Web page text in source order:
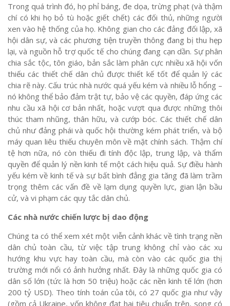
Trong quá trình đó, họ phỉ báng, đe dọa, trừng phạt (và thậm
chí có khi họ bỏ tù hoặc giết chết) các đối thủ, những người
xen vào hệ thống của họ. Không gian cho các đảng đối lập, xã
hội dân sự, và các phương tiện truyền thông đang bị thu hẹp
lại, và nguồn hỗ trợ quốc tế cho chúng đang cạn dần. Sự phân
chia sắc tộc, tôn giáo, bản sắc làm phân cực nhiều xã hội vốn
thiếu các thiết chế dân chủ được thiết kế tốt để quản lý các
chia rẽ này. Cấu trúc nhà nước quá yếu kém và nhiều lỗ hổng –
nó không thể bảo đảm trật tự, bảo vệ các quyền, đáp ứng các
nhu cầu xã hội cơ bản nhất, hoặc vượt qua được những thôi
thúc tham nhũng, thân hữu, và cướp bóc. Các thiết chế dân
chủ như đảng phái và quốc hội thường kém phát triển, và bộ
máy quan liêu thiếu chuyên môn về mặt chính sách. Thậm chí
tệ hơn nữa, nó còn thiếu đi tính độc lập, trung lập, và thẩm
quyền để quản lý nền kinh tế một cách hiệu quả. Sự điều hành
yếu kém về kinh tế và sự bất bình đẳng gia tăng đã làm trầm
trọng thêm các vấn đề về lạm dụng quyền lực, gian lận bầu
cử, và vi phạm các quy tắc dân chủ.
Các nhà nước chiến lược bị dao động
Chúng ta có thể xem xét một viễn cảnh khác về tình trạng nền
dân chủ toàn cầu, từ việc tập trung không chỉ vào các xu
hướng khu vực hay toàn cầu, mà còn vào các quốc gia thị
trường mới nổi có ảnh hưởng nhất. Đây là những quốc gia có
dân số lớn (tức là hơn 50 triệu) hoặc các nền kinh tế lớn (hơn
200 tỷ USD). Theo tính toán của tôi, có 27 quốc gia như vậy
(gồm cả Ukraine, vốn không đạt hai tiêu chuẩn trên, song có